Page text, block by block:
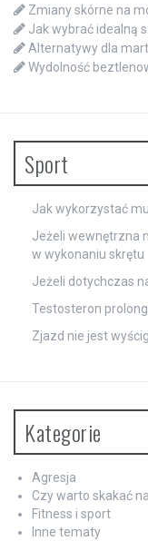
Zmiany skórne na
Jak wybrać idealną
Alternatywy dla
Wydolność
Sport
Jak wykorzystać
Jeżeli wewnętrzna
w wykonaniu skrętu
Jeżeli dotychczas
Testosteron
Zjazd nie jest
Kategorie
Agresja
Czy warto skakać
Fitness i sport
Inne tematy